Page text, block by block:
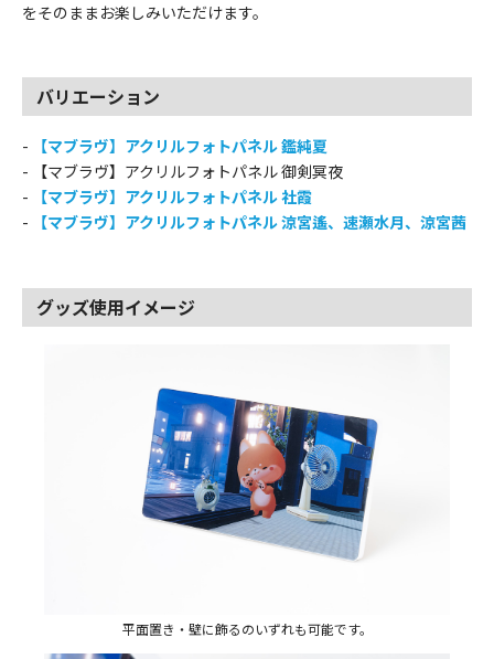
をそのままお楽しみいただけます。
バリエーション
-
【マブラヴ】アクリルフォトパネル 鑑純夏
- 【マブラヴ】アクリルフォトパネル 御剣冥夜
-
【マブラヴ】アクリルフォトパネル 社霞
-
【マブラヴ】アクリルフォトパネル 涼宮遙、速瀬水月、涼宮茜
グッズ使用イメージ
平面置き・壁に飾るのいずれも可能です。